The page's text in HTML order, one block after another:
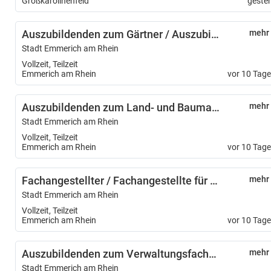
Auszubildenden zum Gärtner / Auszubildende zur Gärtnerin – Fachrichtung Garten- und Landschaftsbau – (m/w/d)
Stadt Emmerich am Rhein
Vollzeit, Teilzeit
Emmerich am Rhein
mehr
vor 10
Auszubildenden zum Land- und Baumaschinenmechatroniker/ Auszubildende zur Land- und Baumaschinenmechatronikerin (m/w/d)
Stadt Emmerich am Rhein
Vollzeit, Teilzeit
Emmerich am Rhein
mehr
vor 10
Fachangestellter / Fachangestellte für Medien- und Informationsdienste - Fachrichtung Bibliothek (m/w/d)
Stadt Emmerich am Rhein
Vollzeit, Teilzeit
Emmerich am Rhein
mehr
vor 10
Auszubildenden zum Verwaltungsfachangestellten / Auszubildende zur Verwaltungsfachangestellten m/w/d)
Stadt Emmerich am Rhein
mehr